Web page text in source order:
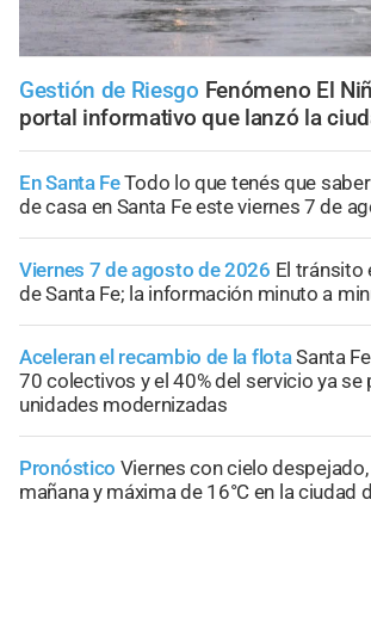
Gestión de Riesgo Fenómeno El
portal informativo que lanzó la
En Santa FeTodo lo que tenés que
de casa en Santa Fe este viernes 7 de
Viernes 7 de agosto de 2026 El tránsito
de Santa Fe; la información minuto a
Aceleran el recambio de la flotaSanta
70 colectivos y el 40% del servicio ya se
unidades modernizadas
Pronóstico Viernes con cielo
mañana y máxima de 16°C en la ciudad